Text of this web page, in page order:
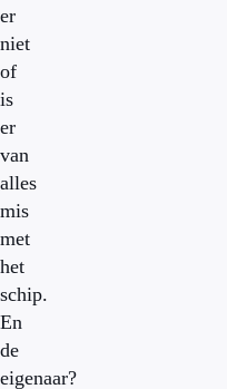
er
niet
of
is
er
van
alles
mis
met
het
schip.
En
de
eigenaar?